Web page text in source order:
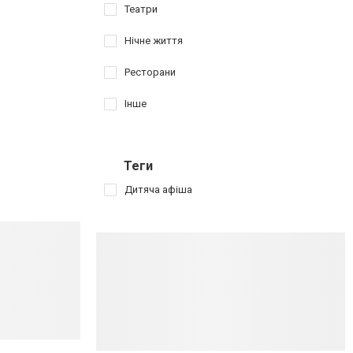
Театри
Нічне життя
Ресторани
Інше
Теги
Дитяча афіша